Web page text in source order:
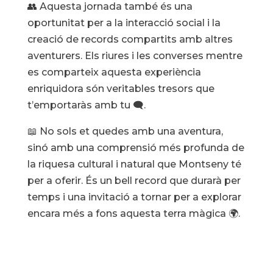
👥 Aquesta jornada també és una
oportunitat per a la interacció social i la
creació de records compartits amb altres
aventurers. Els riures i les converses mentre
es comparteix aquesta experiència
enriquidora són veritables tresors que
t’emportaràs amb tu 🗨️.
📖 No sols et quedes amb una aventura,
sinó amb una comprensió més profunda de
la riquesa cultural i natural que Montseny té
per a oferir. És un bell record que durarà per
temps i una invitació a tornar per a explorar
encara més a fons aquesta terra màgica 🌍.